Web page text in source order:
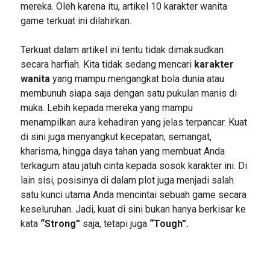
mereka. Oleh karena itu, artikel 10 karakter wanita
game terkuat ini dilahirkan.
Terkuat dalam artikel ini tentu tidak dimaksudkan
secara harfiah. Kita tidak sedang mencari karakter
wanitayang mampu mengangkat bola dunia atau
membunuh siapa saja dengan satu pukulan manis di
muka. Lebih kepada mereka yang mampu
menampilkan aura kehadiran yang jelas terpancar. Kuat
di sini juga menyangkut kecepatan, semangat,
kharisma, hingga daya tahan yang membuat Anda
terkagum atau jatuh cinta kepada sosok karakter ini. Di
lain sisi, posisinya di dalam plot juga menjadi salah
satu kunci utama Anda mencintai sebuah game secara
keseluruhan. Jadi, kuat di sini bukan hanya berkisar ke
kata “Strong”saja, tetapi juga “Tough”.